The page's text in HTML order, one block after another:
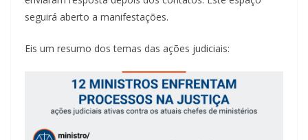
seguirá aberto a manifestações.
Eis um resumo dos temas das ações judiciais: